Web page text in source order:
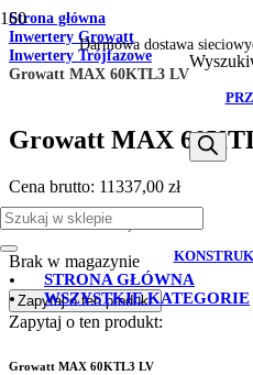
Darmowa dostawa
STRONA GŁÓWNA
WSZYSTKIE KATEGORIE
Strona główna
Inwertery Growatt
Inwertery Trójfazowe
Growatt MAX 60KTL3 LV
Growatt MAX
Cena brutto: 11337,00 zł
Cena netto:9217,07
Brak w magazynie
Zapytaj o ten produkt
Zapytaj o ten produkt:
Growatt MAX 60KTL3 LV